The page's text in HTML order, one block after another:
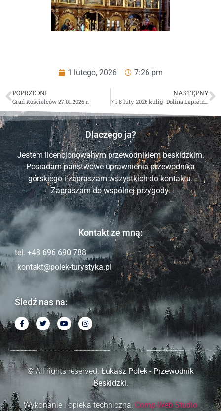
1 lutego, 2026 7:26 pm
POPRZEDNI
Grań Kościelców 27.01.2026 r.
NASTĘPNY
Dlaczego ja?
Jestem licencjonowanym przewodnikiem beskidzkim.
Posiadam państwowe uprawnienia przewodnika
górskiego i zapraszam wszystkich do kontaktu.
Zapraszam do wspólnej przygody.
Kontakt ze mną:
tel. +48 696 690 788
kontakt@polek-turystyka.pl
Śledź nas na:
© All rights reserved. Łukasz Polek - Przewodnik
Beskidzki.
Wykonanie i opieka techniczna: Comp-Web Studio